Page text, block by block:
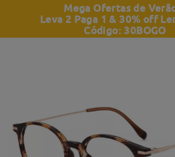
Mega Ofertas de
Leva 2 Paga 1 & 30% off
Código: 30BOGO